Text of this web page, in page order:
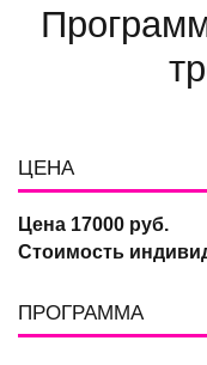
ЦЕНА
Цена 17000 руб.
Стоимость
ПРОГРАММА